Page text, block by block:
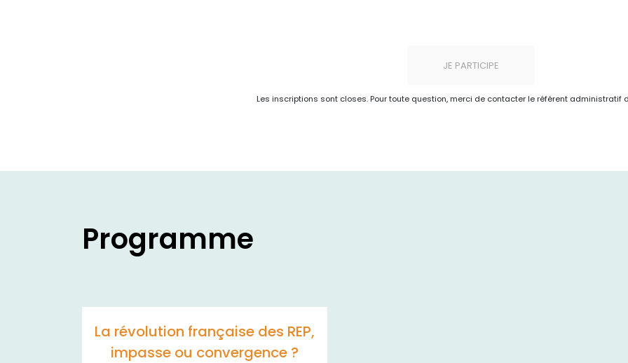
JE PARTICIPE
Les inscriptions sont closes. Pour toute question, merci de contacter le référent administratif
Programme
La révolution française des REP,
impasse ou convergence ?